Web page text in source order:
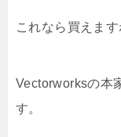
これなら買えます
Vectorworksの本
す。